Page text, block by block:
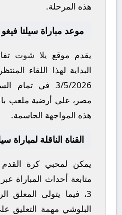
هذه المرحلة.
موعد مباراة سيلتا
يقدم موقع يلا شوت
البداية لهذا اللقاء
3/5/2026في تمام
مصر، على أرضية ملعب
هذه المواجهة الحاسمة.
القناة الناقلة لمباراة
يمكن لمحبي كرة
متابعة أحداث المباراة
3، فيما يتولى المعلق
البلوشي مهمة التعليق